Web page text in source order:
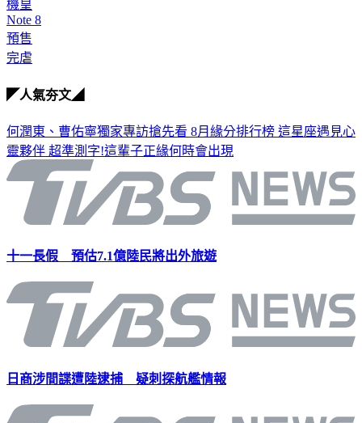
機皇
Note 8
預售
完虐
◤人氣夯文◢
何潤東、曹佑寧獨家專訪搶先看 8月緣分排行榜 這星座遇見心
靈夥伴 超準測字!這輩子正緣何時會出現
十一長假 預估7.1億陸民將出外旅遊
日商涉間諜遭陸逮捕 疑刺探航艦情報